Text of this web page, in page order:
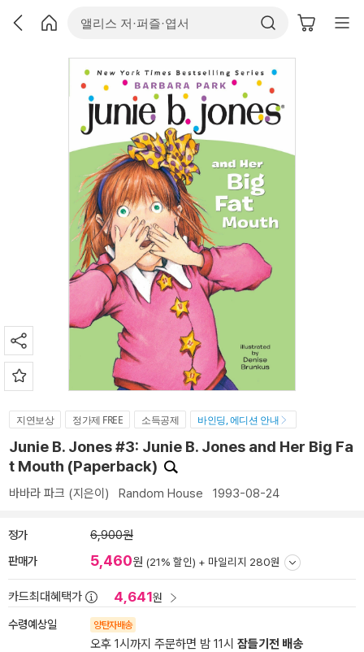
지연보상 정가제 FREE 소득공제 바인딩, 에디션 안내
Junie B. Jones #3: Junie B. Jones and Her Big Fa
t Mouth (Paperback)
바바라 파크 (지은이) Random House 1993-08-24
정가 6,900원
판매가 5,460원 (21% 할인) + 마일리지 280원
카드최대혜택가 4,641원
수령예상일 양탄자배송
오후 1시까지 주문하면 밤 11시 잠들기전 배송